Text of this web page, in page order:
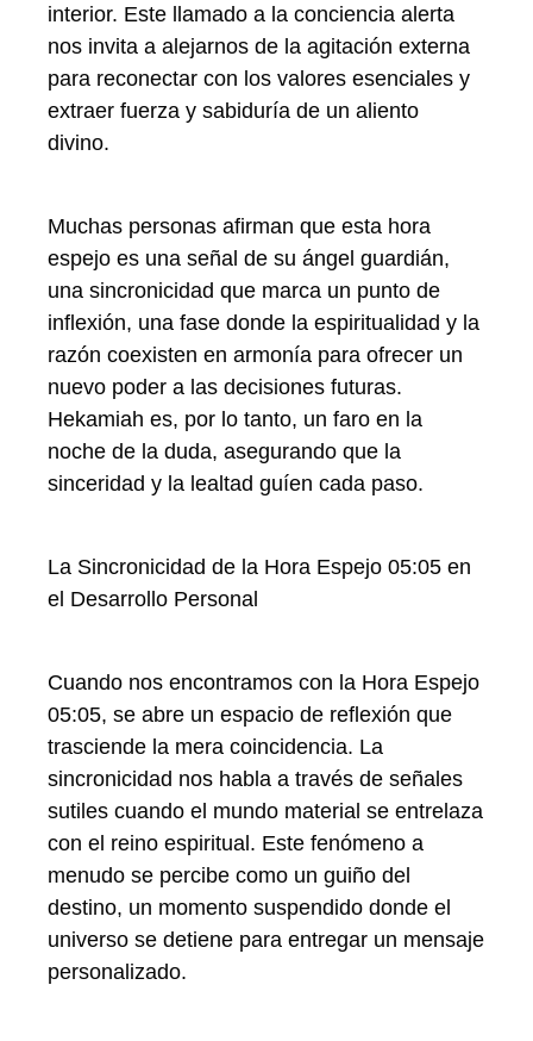
interior. Este llamado a la conciencia alerta
nos invita a alejarnos de la agitación externa
para reconectar con los valores esenciales y
extraer fuerza y ​​sabiduría de un aliento
divino.
Muchas personas afirman que esta hora
espejo es una señal de su ángel guardián,
una sincronicidad que marca un punto de
inflexión, una fase donde la espiritualidad y la
razón coexisten en armonía para ofrecer un
nuevo poder a las decisiones futuras.
Hekamiah es, por lo tanto, un faro en la
noche de la duda, asegurando que la
sinceridad y la lealtad guíen cada paso.
La Sincronicidad de la Hora Espejo 05:05 en
el Desarrollo Personal
Cuando nos encontramos con la Hora Espejo
05:05, se abre un espacio de reflexión que
trasciende la mera coincidencia. La
sincronicidad nos habla a través de señales
sutiles cuando el mundo material se entrelaza
con el reino espiritual. Este fenómeno a
menudo se percibe como un guiño del
destino, un momento suspendido donde el
universo se detiene para entregar un mensaje
personalizado.